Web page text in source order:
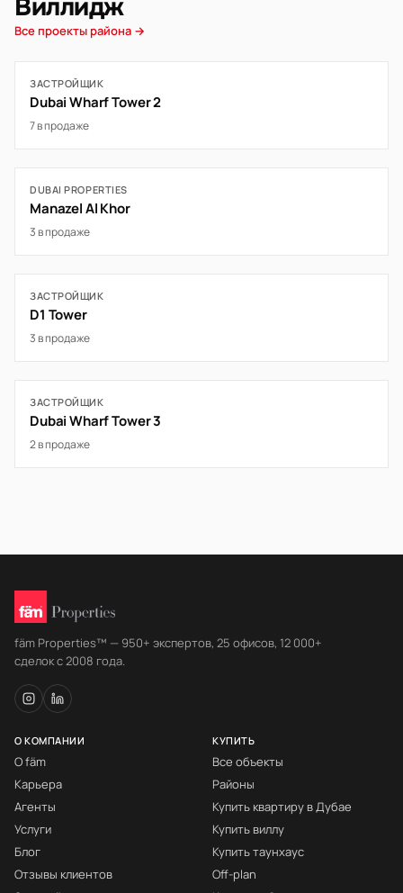
Виллидж
Все проекты района →
ЗАСТРОЙЩИК
Dubai Wharf Tower 2
7 в продаже
DUBAI PROPERTIES
Manazel Al Khor
3 в продаже
ЗАСТРОЙЩИК
D1 Tower
3 в продаже
ЗАСТРОЙЩИК
Dubai Wharf Tower 3
2 в продаже
fäm Properties™ — 950+ экспертов, 25 офисов, 12 000+
сделок с 2008 года.
О КОМПАНИИ
О fäm
Карьера
Агенты
Услуги
Блог
Отзывы клиентов
КУПИТЬ
Все объекты
Районы
Купить квартиру в Дубае
Купить виллу
Купить таунхаус
Off-plan